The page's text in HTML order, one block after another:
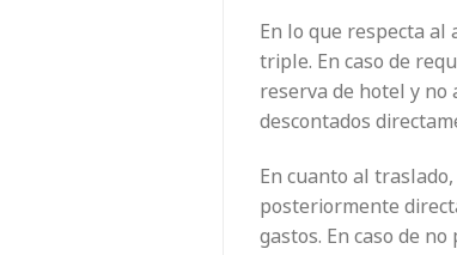
En lo que respecta
triple. En caso de
reserva de hotel y
descontados
En cuanto al
posteriormente
gastos. En caso de